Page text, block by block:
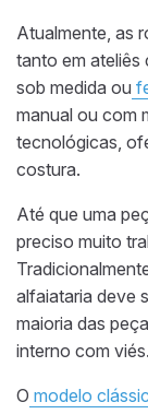
Atualmente, as
tanto em ateliês
sob medida ou
manual ou com
tecnológicas,
costura.
Até que uma
preciso muito
alfaiataria deve
maioria das
interno com viés.
O modelo